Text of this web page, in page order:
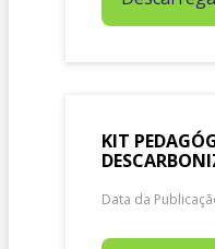
KIT
Data da